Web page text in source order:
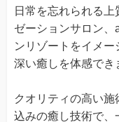
日常を忘れられる
ゼーションサロン
ンリゾートをイメ
深い癒しを体感でき
クオリティの高い
込みの癒し技術で、